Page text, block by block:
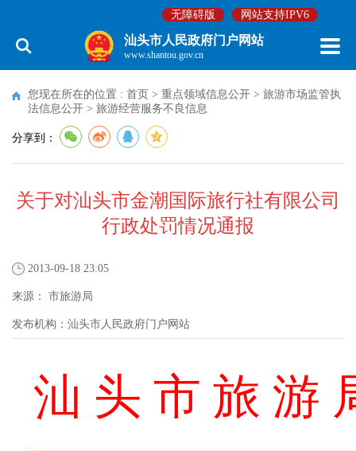
无障碍版 网站支持IPV6
汕头市人民政府门户网站
www.shantou.gov.cn
您现在所在的位置 : 首页 > 重点领域信息公开 > 旅游市场监管执
法信息公开 > 旅游经营服务不良信息
分享到：
关于对汕头市金潮国际旅行社有限公司
行政处罚情况通报
2013-09-18 23:05
来源： 市旅游局
发布机构： 汕头市人民政府门户网站
汕 头 市 旅 游